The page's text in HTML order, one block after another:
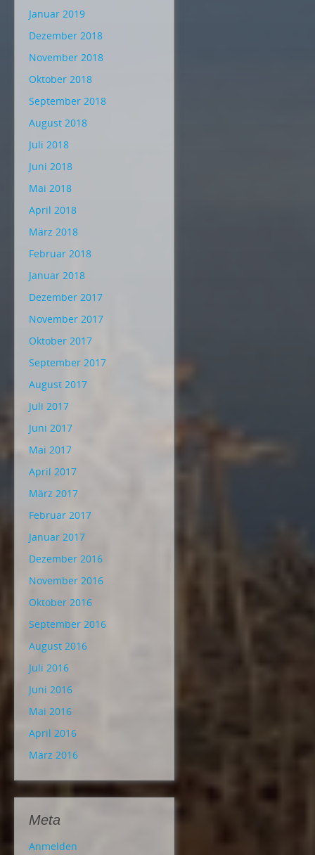
Januar 2019
Dezember 2018
November 2018
Oktober 2018
September 2018
August 2018
Juli 2018
Juni 2018
Mai 2018
April 2018
März 2018
Februar 2018
Januar 2018
Dezember 2017
November 2017
Oktober 2017
September 2017
August 2017
Juli 2017
Juni 2017
Mai 2017
April 2017
März 2017
Februar 2017
Januar 2017
Dezember 2016
November 2016
Oktober 2016
September 2016
August 2016
Juli 2016
Juni 2016
Mai 2016
April 2016
März 2016
Meta
Anmelden